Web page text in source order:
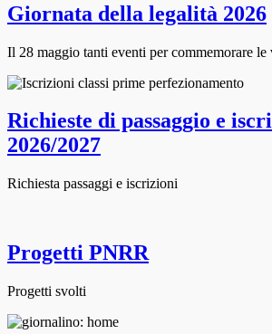
Giornata della legalità 2026
Il 28 maggio tanti eventi per commemorare
Richieste di passaggio e
2026/2027
Richiesta passaggi e iscrizioni
Progetti PNRR
Progetti svolti